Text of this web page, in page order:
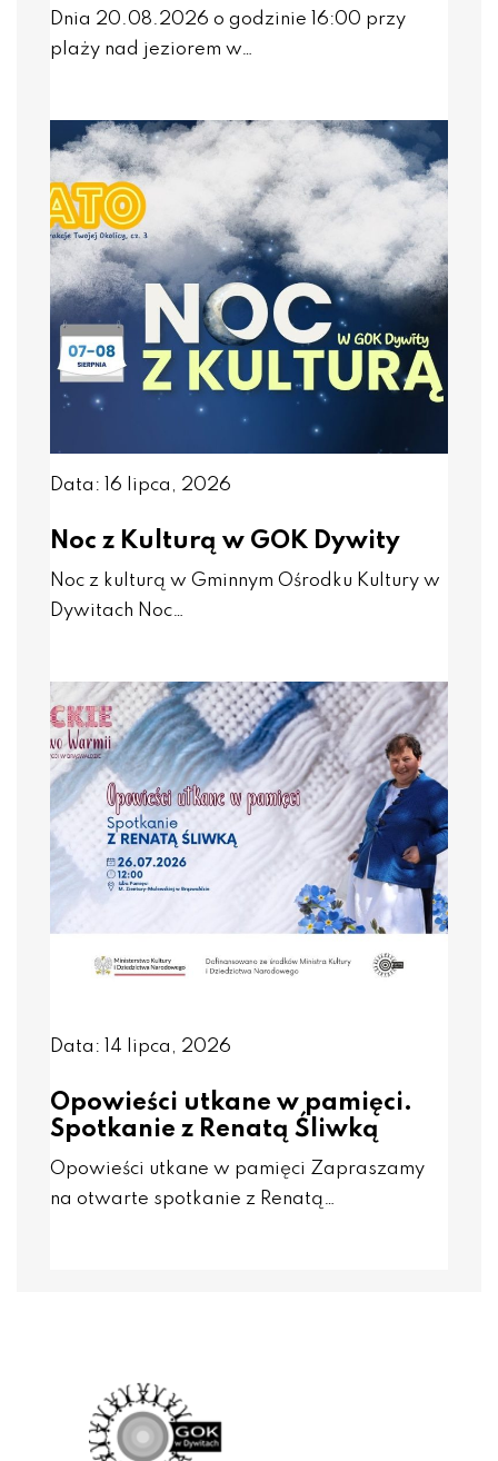
Dnia 20.08.2026 o godzinie 16:00 przy
plaży nad jeziorem w…
Data: 16 lipca, 2026
Noc z Kulturą w GOK Dywity
Noc z kulturą w Gminnym Ośrodku Kultury w
Dywitach Noc…
Data: 14 lipca, 2026
Opowieści utkane w pamięci.
Spotkanie z Renatą Śliwką
Opowieści utkane w pamięci Zapraszamy
na otwarte spotkanie z Renatą…